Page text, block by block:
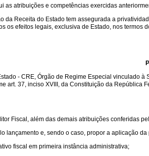
as atribuições e competências exercidas
da Receita do Estado tem assegurada a
os efeitos legais, exclusiva de Estado, nos termos
- CRE, Órgão de Regime Especial vinculado
art. 37, inciso XVIII, da Constituição da República
Fiscal, além das demais atribuições conferidas
lançamento e, sendo o caso, propor a aplicação
fiscal em primeira instância administrativa;